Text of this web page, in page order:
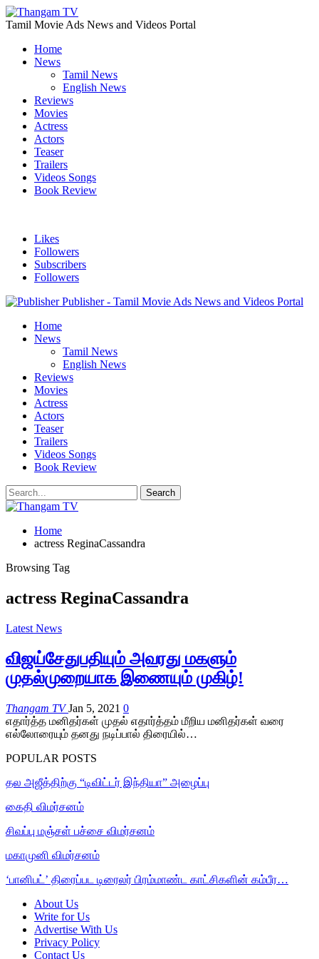
Tamil Movie Ads News and Videos Portal
Home
News
Tamil News
English News
Reviews
Movies
Actress
Actors
Teaser
Trailers
Videos Songs
Book Review
Likes
Followers
Subscribers
Followers
Publisher - Tamil Movie Ads News and Videos Portal
Home
News
Tamil News
English News
Reviews
Movies
Actress
Actors
Teaser
Trailers
Videos Songs
Book Review
Home
actress ReginaCassandra
Browsing Tag
actress ReginaCassandra
Latest News
விஜய்சேதுபதியும் அவரது மகளும்
முதல்முறையாக இணையும் முகிழ்!
Thangam TVJan 5, 2021 0
எதார்த்த மனிதர்கள் முதல் எதார்த்தம் மீறிய மனிதர்கள் வரை
எல்லோரையும் தனது நடிப்பால் திரையில்…
POPULAR POSTS
தல அஜீத்திற்கு “டிவிட்டர் இந்தியா” அழைப்பு
கைதி விமர்சனம்
சிவப்பு மஞ்சள் பச்சை விமர்சனம்
மகாமுனி விமர்சனம்
‘பானிபட்’ திரைப்பட டிரைலர் பிரம்மாண்ட காட்சிகளின் கம்பீர…
About Us
Write for Us
Advertise With Us
Privacy Policy
Contact Us